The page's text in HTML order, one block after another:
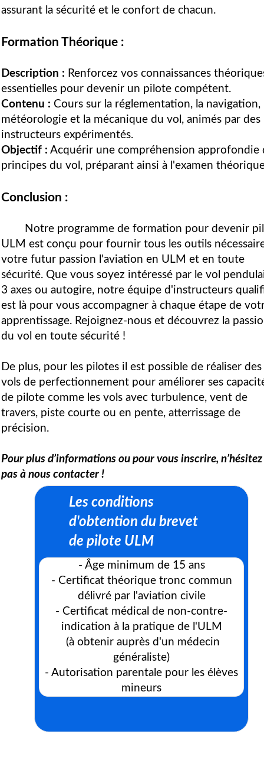
assurant la sécurité et le confort de chacun.
Formation Théorique :
Description : Renforcez vos connaissances
essentielles pour devenir un pilote compétent.
Contenu : Cours sur la réglementation, la navigation,
météorologie et la mécanique du vol, animés par des
instructeurs expérimentés.
Objectif : Acquérir une compréhension approfondie
principes du vol, préparant ainsi à l'examen
Conclusion :
Notre programme de formation pour devenir
ULM est conçu pour fournir tous les outils
votre futur passion l'aviation en ULM et en toute
sécurité. Que vous soyez intéressé par le vol
3 axes ou autogire, notre équipe d'instructeurs
est là pour vous accompagner à chaque étape de
apprentissage. Rejoignez-nous et découvrez la
du vol en toute sécurité !
De plus, pour les pilotes il est possible de réaliser des
vols de perfectionnement pour améliorer ses
de pilote comme les vols avec turbulence, vent de
travers, piste courte ou en pente, atterrissage de
précision.
Pour plus d’informations ou pour vous inscrire, n’hésitez
pas à nous contacter !
Les conditions
d'obtention du brevet
de pilote ULM
- Âge minimum de 15 ans
- Certificat théorique tronc commun
délivré par l'aviation civile
- Certificat médical de non-contre-
indication à la pratique de l'ULM
(à obtenir auprès d'un médecin
généraliste)
- Autorisation parentale pour les élèves
mineurs